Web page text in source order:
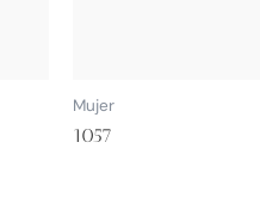
Mujer
1057